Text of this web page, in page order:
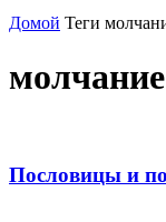
Домой Теги
молчание
Пословицы и